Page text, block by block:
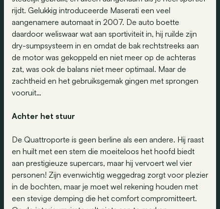
rijdt. Gelukkig introduceerde Maserati een veel
aangenamere automaat in 2007. De auto boette
daardoor weliswaar wat aan sportiviteit in, hij ruilde zijn
dry-sumpsysteem in en omdat de bak rechtstreeks aan
de motor was gekoppeld en niet meer op de achteras
zat, was ook de balans niet meer optimaal. Maar de
zachtheid en het gebruiksgemak gingen met sprongen
vooruit…
Achter het stuur
De Quattroporte is geen berline als een andere. Hij raast
en huilt met een stem die moeiteloos het hoofd biedt
aan prestigieuze supercars, maar hij vervoert wel vier
personen! Zijn evenwichtig weggedrag zorgt voor plezier
in de bochten, maar je moet wel rekening houden met
een stevige demping die het comfort compromitteert.